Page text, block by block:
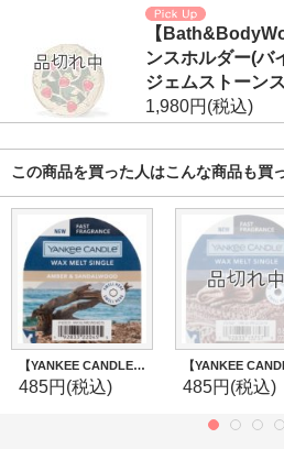
【
ンスホルダー(バ
ジェムストーン
1,980円 (税込)
この商品を買った人はこんな商品も買
【YANKEE CANDLE/ヤンキーキャンドル】ワックスメルト：アンバー＆サンダルウッド
485円(税込) 485円(税込)